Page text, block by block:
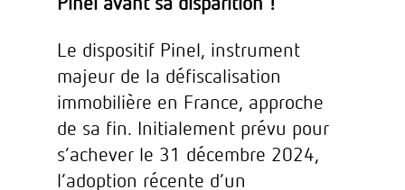
Pinel avant sa disparition !
Le dispositif Pinel, instrument
majeur de la défiscalisation
immobilière en France, approche
de sa fin. Initialement prévu pour
s’achever le 31 décembre 2024,
l’adoption récente d’un